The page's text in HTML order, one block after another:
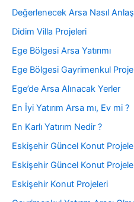
Değerlenecek Arsa Nasıl
Didim Villa Projeleri
Ege Bölgesi Arsa Yatırımı
Ege Bölgesi Gayrimenkul
Ege’de Arsa Alınacak Yerler
En İyi Yatırım Arsa mı, Ev mi ?
En Karlı Yatırım Nedir ?
Eskişehir Güncel Konut
Eskişehir Güncel Konut
Eskişehir Konut Projeleri